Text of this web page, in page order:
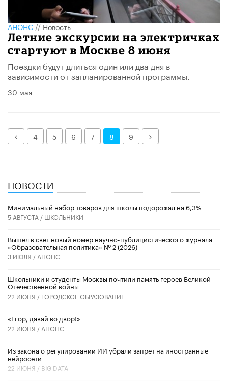
АНОНС//Новость
Летние экскурсии на электричках
стартуют в Москве 8 июня
Поездки будут длиться один или два дня в
зависимости от запланированной программы.
30 мая
Назад
4 5 6 7 8 9 Далее
НОВОСТИ
Минимальный набор товаров для школы подорожал на 6,3%
5 АВГУСТА / ШКОЛЬНИКИ
Вышел в свет новый номер научно-публицистического журнала
«Образовательная политика» № 2 (2026)
3 ИЮЛЯ / АНОНС
Школьники и студенты Москвы почтили память героев Великой
Отечественной войны
22 ИЮНЯ / ГОРОДСКОЕ ОБРАЗОВАНИЕ
«Егор, давай во двор!»
22 ИЮНЯ / АНОНС
Из закона о регулировании ИИ убрали запрет на иностранные
нейросети
22 ИЮНЯ / BIG DATA